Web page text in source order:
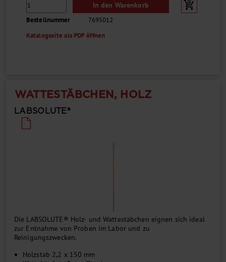
In den Warenkorb
Bestellnummer
7695012
Katalogseite als PDF öffnen
WATTESTÄBCHEN, HOLZ
LABSOLUTE®
Die LABSOLUTE® Holz- und Wattestäbchen eignen sich ideal
zur Entnahme von Proben im Labor und zu
Reinigungszwecken.
Holzstab 2,2 x 150 mm